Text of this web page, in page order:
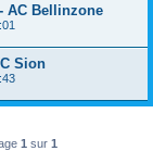
AC Bellinzone
Sion
1 sur 1